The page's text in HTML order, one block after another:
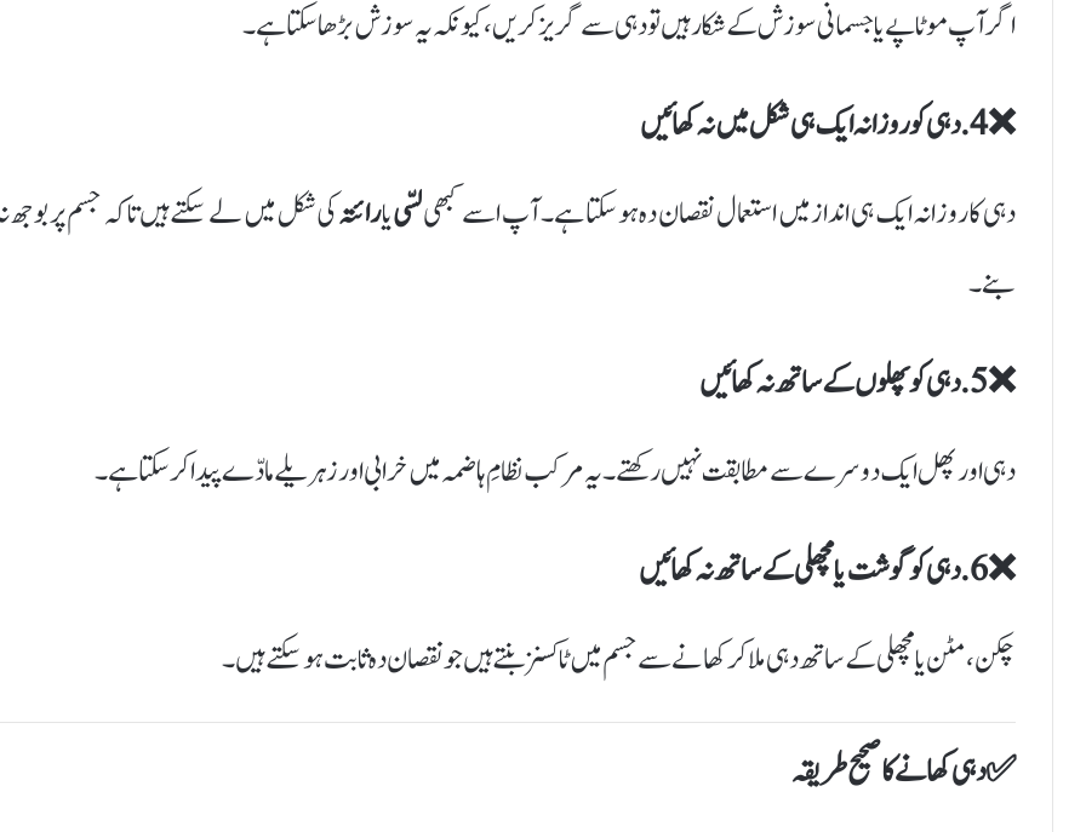
اگر آپ موٹاپے یا جسمانی سوزش کے شکار ہیں تو دہی سے گریز کریں، کیونکہ یہ سوزش بڑھا سکتا ہے۔
❌ 4. دہی کو روزانہ ایک ہی شکل میں نہ کھائیں
دہی کا روزانہ ایک ہی انداز میں استعمال نقصان دہ ہو سکتا ہے۔ آپ اسے کبھیلسّییارائتہکی شکل میں لے سکتے ہیں تاکہ جسم پر بوجھ
بنے۔
❌ 5. دہی کو پھلوں کے ساتھ نہ کھائیں
دہی اور پھل ایک دوسرے سے مطابقت نہیں رکھتے۔ یہ مرکب نظامِ ہاضمہ میں خرابی اور زہریلے مادّے پیدا کر سکتا ہے۔
❌ 6. دہی کو گوشت یا مچھلی کے ساتھ نہ کھائیں
چکن، مٹن یا مچھلی کے ساتھ دہی ملا کر کھانے سے جسم میں ٹاکسنز بنتے ہیں جو نقصان دہ ثابت ہو سکتے ہیں۔
✅ دہی کھانے کا صحیح طریقہ